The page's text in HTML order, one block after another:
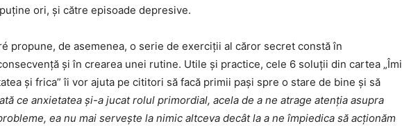
ori, și către episoade depresive.
propune, de asemenea, o serie de exerciții al căror secret constă în
și în crearea unei rutine. Utile și practice, cele 6 soluții din cartea „Îmi
și frica” îi vor ajuta pe cititori să facă primii pași spre o stare de bine și să
ce anxietatea și-a jucat rolul primordial, acela de a ne atrage atenția asupra
ea nu mai servește la nimic altceva decât la a ne împiedica să acționăm